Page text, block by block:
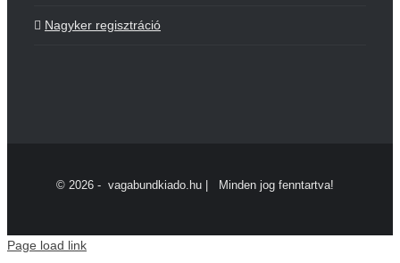
Nagyker regisztráció
© 2026 - vagabundkiado.hu | Minden jog fenntartva!
Page load link